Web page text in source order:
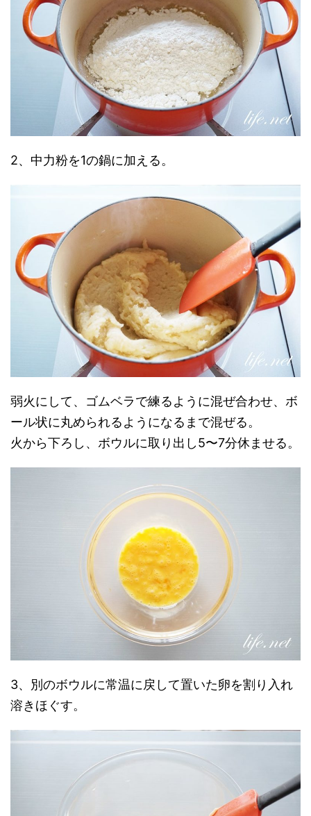
2、中力粉を1の鍋に加える。
弱火にして、ゴムベラで練るように混ぜ合わせ、ボ
ール状に丸められるようになるまで混ぜる。
火から下ろし、ボウルに取り出し5〜7分休ませる。
3、別のボウルに常温に戻して置いた卵を割り入れ
溶きほぐす。